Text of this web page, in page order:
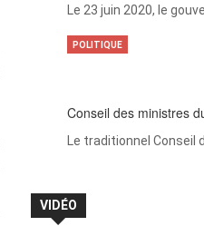
Le 23 juin 2020, le
Conseil des ministres
Le traditionnel Conseil
POLITIQUE
VIDÉO